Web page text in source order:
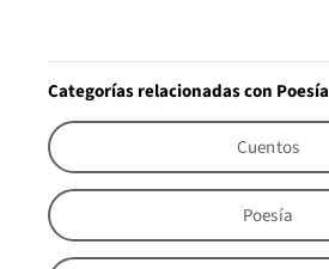
Categorías relacionadas con Poesía
Cuentos
Poesía